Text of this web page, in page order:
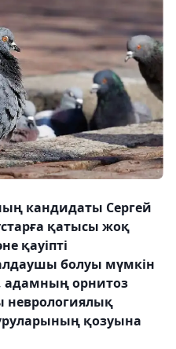
кандидаты Сергей
қатысы жоқ
қауіпті
болуы мүмкін
адамның орнитоз
қозуына